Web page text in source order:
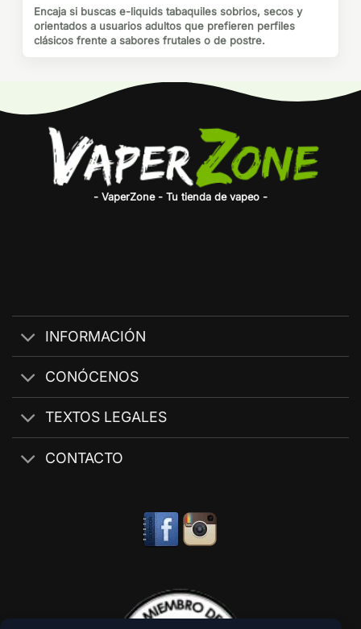
Encaja si buscas e-liquids tabaquiles sobrios, secos y
orientados a usuarios adultos que prefieren perfiles
clásicos frente a sabores frutales o de postre.
- VaperZone - Tu tienda de vapeo -
INFORMACIÓN
CONÓCENOS
TEXTOS LEGALES
CONTACTO